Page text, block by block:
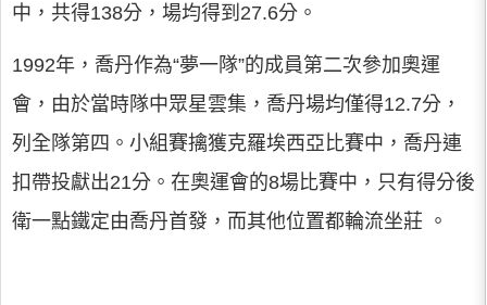
中，共得138分，場均得到27.6分。
1992年，喬丹作為“夢一隊”的成員第二次參加奧運
會，由於當時隊中眾星雲集，喬丹場均僅得12.7分，
列全隊第四。小組賽擒獲克羅埃西亞比賽中，喬丹連
扣帶投獻出21分。在奧運會的8場比賽中，只有得分後
衛一點鐵定由喬丹首發，而其他位置都輪流坐莊 。